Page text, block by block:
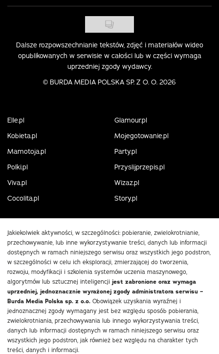
Dalsze rozpowszechnianie tekstów, zdjęć i materiałów wideo
opublikowanych w serwisie w całości lub w części wymaga
uprzedniej zgody wydawcy.
© BURDA MEDIA POLSKA SP. Z O. O. 2026
Elle.pl
Glamour.pl
Kobieta.pl
Mojegotowanie.pl
Mamotoja.pl
Party.pl
Polki.pl
Przyslijprzepis.pl
Viva.pl
Wizaz.pl
Cocolita.pl
Story.pl
Jakiekolwiek aktywności, w szczególności: pobieranie, zwielokrotnianie,
przechowywanie, lub inne wykorzystywanie treści, danych lub informacji
dostępnych w ramach niniejszego serwisu oraz wszystkich jego podstron,
w szczególności w celu ich eksploracji, zmierzającej do tworzenia,
rozwoju, modyfikacji i szkolenia systemów uczenia maszynowego,
algorytmów lub sztucznej inteligencji jest zabronione oraz wymaga
uprzedniej, jednoznacznie wyrażonej zgody administratora serwisu –
Burda Media Polska sp. z o.o. Obowiązek uzyskania wyraźnej i
jednoznacznej zgody wymagany jest bez względu sposób pobierania,
zwielokrotniania, przechowywania lub innego wykorzystywania treści,
danych lub informacji dostępnych w ramach niniejszego serwisu oraz
wszystkich jego podstron, jak również bez względu na charakter tych
treści, danych i informacji.